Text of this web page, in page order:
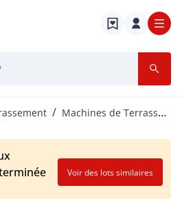
Machines de Terrassement
Voir des lots similaires